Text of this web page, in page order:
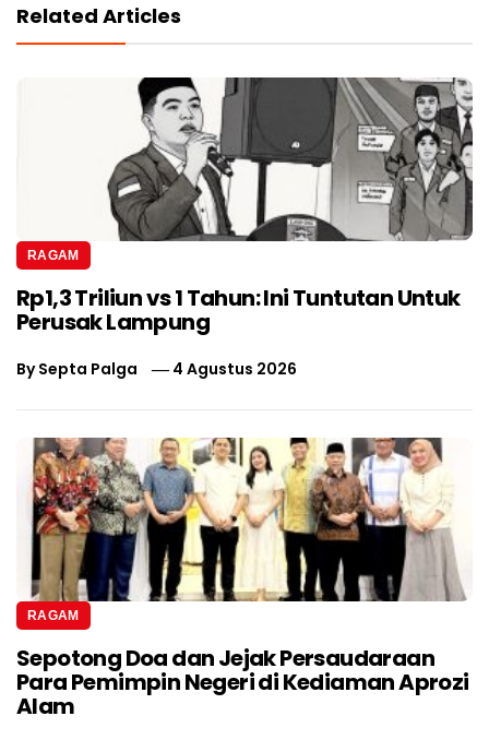
Related Articles
RAGAM
Rp1,3 Triliun vs 1 Tahun: Ini Tuntutan Untuk
Perusak Lampung
BySepta Palga 4 Agustus 2026
RAGAM
Sepotong Doa dan Jejak Persaudaraan
Para Pemimpin Negeri di Kediaman Aprozi
Alam